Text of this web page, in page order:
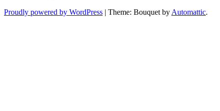
Proudly powered by WordPress | Theme: Bouquet by Automattic.